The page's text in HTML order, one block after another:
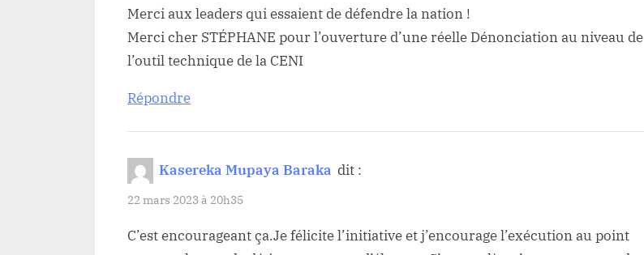
On
acceptera
pas
manque
carte
Merci aux leaders qui essaient de défendre la nation !
Merci cher STÉPHANE pour l’ouverture d’une réelle Dénonciation au niveau de
l’outil technique de la CENI
Répondre
Kasereka Mupaya Baraka dit :
22 mars 2023 à 20h35
C’est encourageant ça.Je félicite l’initiative et j’encourage l’exécution au point